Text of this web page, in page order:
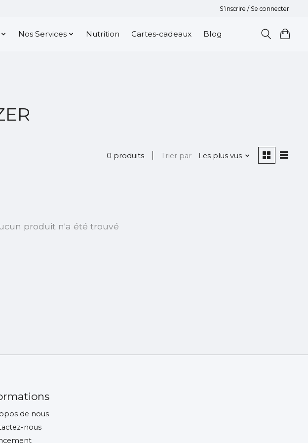
S’inscrire / Se connecter
Nos Services Nutrition Cartes-cadeaux Blog
0 produits Trier par Les plus vus
produit n'a été trouvé
de nous
nous